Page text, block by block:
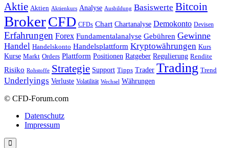
Aktie Aktien Aktienkurs Analyse Ausbildung Basiswerte Bitcoin
BrokerCFD CFDs Chart Chartanalyse Demokonto Devisen
Erfahrungen Forex Fundamentalanalyse Gebühren Gewinne
Handel Handelskonto Handelsplattform Kryptowährungen Kurs
Kurse Markt Orders Plattform Positionen Ratgeber Regulierung Rendite
Risiko Rohstoffe Strategie Support Tipps Trader Trading Trend
Underlyings Verluste Volatilität Wechsel Währungen
© CFD-Forum.com
Datenschutz
Impressum